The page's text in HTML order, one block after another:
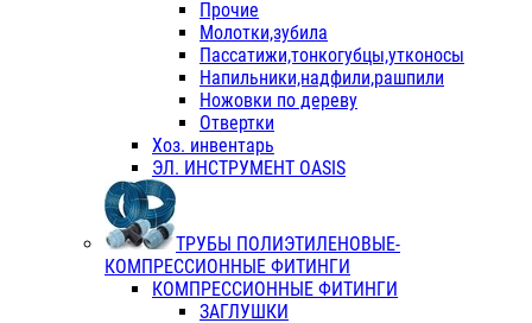
Прочие
Молотки,зубила
Пассатижи,тонкогубцы,утконосы
Напильники,надфили,рашпили
Ножовки по дереву
Отвертки
Хоз. инвентарь
ЭЛ. ИНСТРУМЕНТ OASIS
ТРУБЫ ПОЛИЭТИЛЕНОВЫЕ-
КОМПРЕССИОННЫЕ ФИТИНГИ
КОМПРЕССИОННЫЕ ФИТИНГИ
ЗАГЛУШКИ